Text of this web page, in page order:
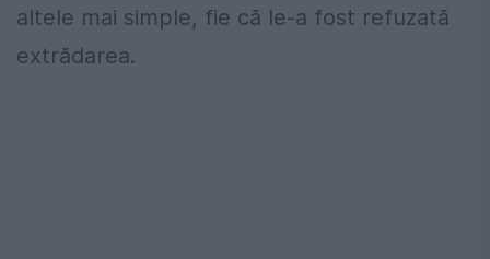
altele mai simple, fie că le-a fost refuzată
extrădarea.